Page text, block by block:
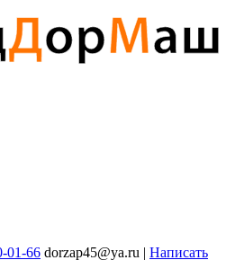
01-66 dorzap45@ya.ru | Написать